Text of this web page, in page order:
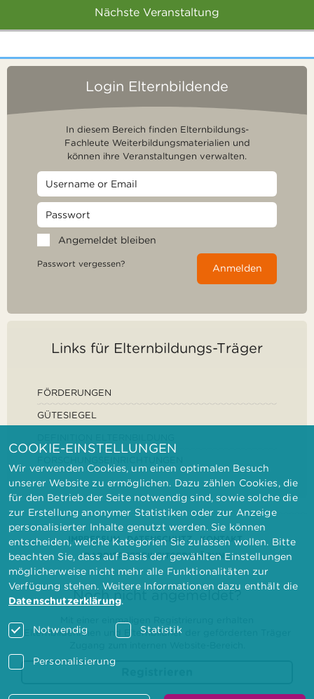
Nächste Veranstaltung
Login Elternbildende
In diesem Bereich finden Elternbildungs-
Fachleute Weiterbildungsmaterialien und
können ihre Veranstaltungen verwalten.
Angemeldet bleiben
Passwort vergessen? Anmelden
Links für Elternbildungs-Träger
FÖRDERUNGEN
GÜTESIEGEL
IMPRESSUM DATENSCHUTZ
KONTAKT
BARRIEREFREIHEITSERKLÄRUNG
Noch nicht angemeldet?
Elternbilderinnen und Elternbildner der geförderten Träger
COOKIE-EINSTELLUNGEN
Wir verwenden Cookies, um einen optimalen Besuch
unserer Website zu ermöglichen. Dazu zählen Cookies, die
für den Betrieb der Seite notwendig sind, sowie solche die
zur Erstellung anonymer Statistiken oder zur Anzeige
personalisierter Inhalte genutzt werden. Sie können
entscheiden, welche Kategorien Sie zulassen wollen. Bitte
beachten Sie, dass auf Basis der gewählten Einstellungen
möglicherweise nicht mehr alle Funktionalitäten zur
Verfügung stehen. Weitere Informationen dazu enthält die
Datenschutzerklärung.
Notwendig Statistik
Personalisierung